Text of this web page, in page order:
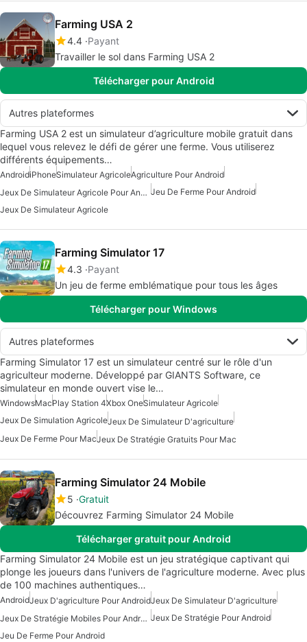
Farming USA 2
4.4 Payant
Travailler le sol dans Farming USA 2
Télécharger pour Android
Autres plateformes
Farming USA 2 est un simulateur d’agriculture mobile gratuit dans
lequel vous relevez le défi de gérer une ferme. Vous utiliserez
différents équipements…
AndroidiPhoneSimulateur AgricoleAgriculture Pour Android
Jeux De Simulateur Agricole Pour Android Jeu De Ferme Pour Android
Jeux De Simulateur Agricole
Farming Simulator 17
4.3 Payant
Un jeu de ferme emblématique pour tous les âges
Télécharger pour Windows
Autres plateformes
Farming Simulator 17 est un simulateur centré sur le rôle d'un
agriculteur moderne. Développé par GIANTS Software, ce
simulateur en monde ouvert vise le…
WindowsMacPlay Station 4Xbox OneSimulateur Agricole
Jeux De Simulation AgricoleJeux De Simulateur D'agriculture
Jeux De Ferme Pour MacJeux De Stratégie Gratuits Pour Mac
Farming Simulator 24 Mobile
5 Gratuit
Découvrez Farming Simulator 24 Mobile
Télécharger gratuit pour Android
Farming Simulator 24 Mobile est un jeu stratégique captivant qui
plonge les joueurs dans l'univers de l'agriculture moderne. Avec plus
de 100 machines authentiques…
AndroidJeux D'agriculture Pour AndroidJeux De Simulateur D'agriculture
Jeux De Stratégie Mobiles Pour Android Jeux De Stratégie Pour Android
Jeu De Ferme Pour Android